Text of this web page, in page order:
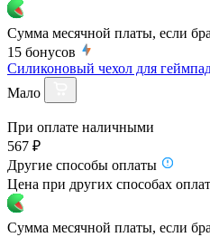
Сумма месячной платы, если
15 бонусов
Силиконовый чехол для
Мало
При оплате наличными
567 ₽
Другие способы оплаты
Цена при других способах
Сумма месячной платы, если